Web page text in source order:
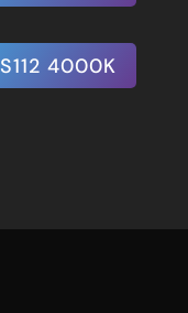
S112 4000K